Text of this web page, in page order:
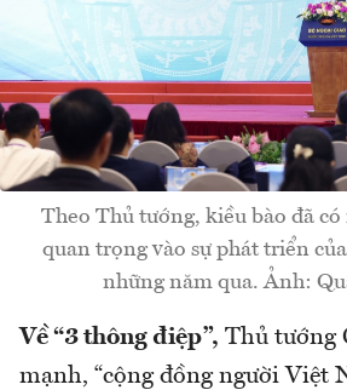
Theo Thủ tướng, kiều bào đã
quan trọng vào sự phát triển
những năm qua. Ảnh:
Về “3 thông điệp”, Thủ tướng
mạnh, “cộng đồng người Việt